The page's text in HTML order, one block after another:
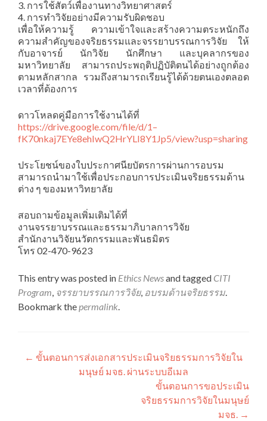
3. การใช้สัตว์เพื่องานทางวิทยาศาสตร์
4. การทำวิจัยอย่างมีความรับผิดชอบ
เพื่อให้ความรู้ ความเข้าใจและสร้างความตระหนักถึง
ความสำคัญของจริยธรรมและจรรยาบรรณการวิจัย ให้
กับอาจารย์ นักวิจัย นักศึกษา และบุคลากรของ
มหาวิทยาลัย สามารถประพฤติปฏิบัติตนได้อย่างถูกต้อง
ตามหลักสากล รวมถึงสามารถเรียนรู้ได้ด้วยตนเองตลอด
เวลาที่ต้องการ
ดาวโหลดคู่มือการใช้งานได้ที่
https://drive.google.com/file/d/1–
fK70nkaj7EYe8ehIwQ2HrYLI8Y1Jp5/view?usp=sharing
ประโยชน์ของใบประกาศนียบัตรการผ่านการอบรม
สามารถนำมาใช้เพื่อประกอบการประเมินจริยธรรมด้าน
ต่าง ๆ ของมหาวิทยาลัย
สอบถามข้อมูลเพิ่มเติมได้ที่
งานจรรยาบรรณและธรรมาภิบาลการวิจัย
สำนักงานวิจัยนวัตกรรมและพันธมิตร
โทร 02-470-9623
This entry was posted in Ethics Newsand tagged CITI
Program, จรรยาบรรณการวิจัย, อบรมด้านจริยธรรม.
Bookmark thepermalink.
แนะแนว
← ขั้นตอนการส่งเอกสารประเมินจริยธรรมการวิจัยใน
มนุษย์ มจธ. ผ่านระบบอีเมล
ขั้นตอนการขอประเมิน
จริยธรรมการวิจัยในมนุษย์
มจธ. →